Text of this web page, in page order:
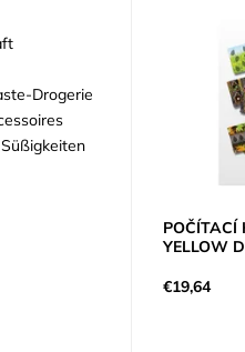
POČÍTACÍ
YELLOW
€19,64
Drogerie